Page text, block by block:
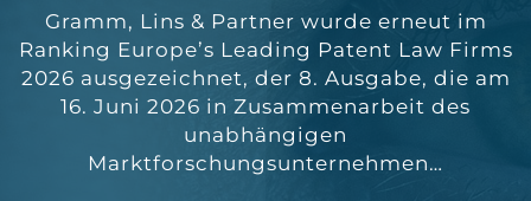
Gramm, Lins & Partner wurde erneut im
Ranking Europe’s Leading Patent Law Firms
2026 ausgezeichnet, der 8. Ausgabe, die am
16. Juni 2026 in Zusammenarbeit des
unabhängigen
Marktforschungsunternehmen…